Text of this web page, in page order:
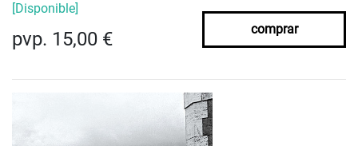
[Disponible]
pvp. 15,00 € comprar